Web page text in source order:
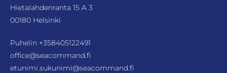
Hietalahdenranta 15 A 3
00180 Helsinki
Puhelin +358405122491
office@seacommand.fi
etunimi.sukunimi@seacommand.fi